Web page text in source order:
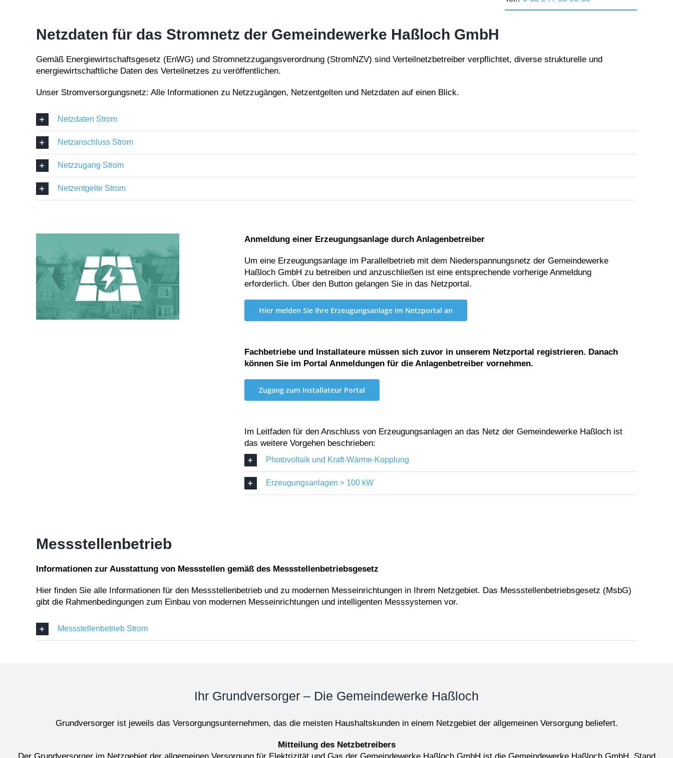
Netzdaten für das Stromnetz der Gemeindewerke Haßloch GmbH
Gemäß Energiewirtschaftsgesetz (EnWG) und Stromnetzzugangsverordnung (StromNZV) sind Verteilnetzbetreiber verpflichtet, diverse strukturelle und
energiewirtschaftliche Daten des Verteilnetzes zu veröffentlichen.
Unser Stromversorgungsnetz: Alle Informationen zu Netzzugängen, Netzentgelten und Netzdaten auf einen Blick.
Netzdaten Strom
Netzanschluss Strom
Netzzugang Strom
Netzentgelte Strom
Anmeldung einer Erzeugungsanlage durch Anlagenbetreiber
Um eine Erzeugungsanlage im Parallelbetrieb mit dem Niederspannungsnetz der Gemeindewerke
Haßloch GmbH zu betreiben und anzuschließen ist eine entsprechende vorherige Anmeldung
erforderlich. Über den Button gelangen Sie in das Netzportal.
Hier melden Sie Ihre Erzeugungsanlage im Netzportal an
Fachbetriebe und Installateure müssen sich zuvor in unserem Netzportal registrieren. Danach
können Sie im Portal Anmeldungen für die Anlagenbetreiber vornehmen.
Zugang zum Installateur Portal
Im Leitfaden für den Anschluss von Erzeugungsanlagen an das Netz der Gemeindewerke Haßloch ist
das weitere Vorgehen beschrieben:
Photovoltaik und Kraft-Wärme-Kopplung
Erzeugungsanlagen > 100 kW
Messstellenbetrieb
Informationen zur Ausstattung von Messstellen gemäß des Messstellenbetriebsgesetz
Hier finden Sie alle Informationen für den Messstellenbetrieb und zu modernen Messeinrichtungen in Ihrem Netzgebiet. Das Messstellenbetriebsgesetz (MsbG)
gibt die Rahmenbedingungen zum Einbau von modernen Messeinrichtungen und intelligenten Messsystemen vor.
Messstellenbetrieb Strom
Ihr Grundversorger – Die Gemeindewerke Haßloch
Grundversorger ist jeweils das Versorgungsunternehmen, das die meisten Haushaltskunden in einem Netzgebiet der allgemeinen Versorgung beliefert.
Mitteilung des Netzbetreibers
Der Grundversorger im Netzgebiet der allgemeinen Versorgung für Elektrizität und Gas der Gemeindewerke Haßloch GmbH ist die Gemeindewerke Haßloch GmbH. Stand